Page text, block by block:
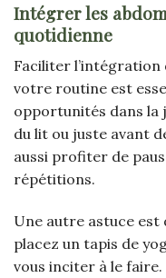
Intégrer les
quotidienne
Faciliter
votre routine est
opportunités dans la
du lit ou juste avant
aussi profiter de
répétitions.
Une autre astuce est
placez un tapis de
vous inciter à le faire.